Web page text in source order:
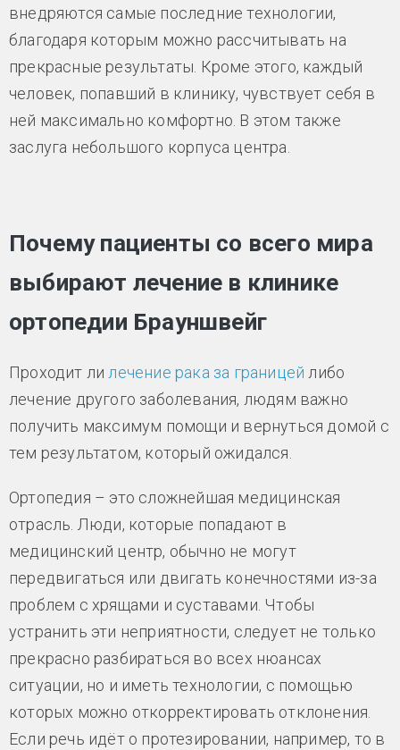
внедряются самые последние технологии,
благодаря которым можно рассчитывать на
прекрасные результаты. Кроме этого, каждый
человек, попавший в клинику, чувствует себя в
ней максимально комфортно. В этом также
заслуга небольшого корпуса центра.
Почему пациенты со всего мира
выбирают лечение в клинике
ортопедии Брауншвейг
Проходит лилечение рака за границей либо
лечение другого заболевания, людям важно
получить максимум помощи и вернуться домой с
тем результатом, который ожидался.
Ортопедия – это сложнейшая медицинская
отрасль. Люди, которые попадают в
медицинский центр, обычно не могут
передвигаться или двигать конечностями из-за
проблем с хрящами и суставами. Чтобы
устранить эти неприятности, следует не только
прекрасно разбираться во всех нюансах
ситуации, но и иметь технологии, с помощью
которых можно откорректировать отклонения.
Если речь идёт о протезировании, например, то в